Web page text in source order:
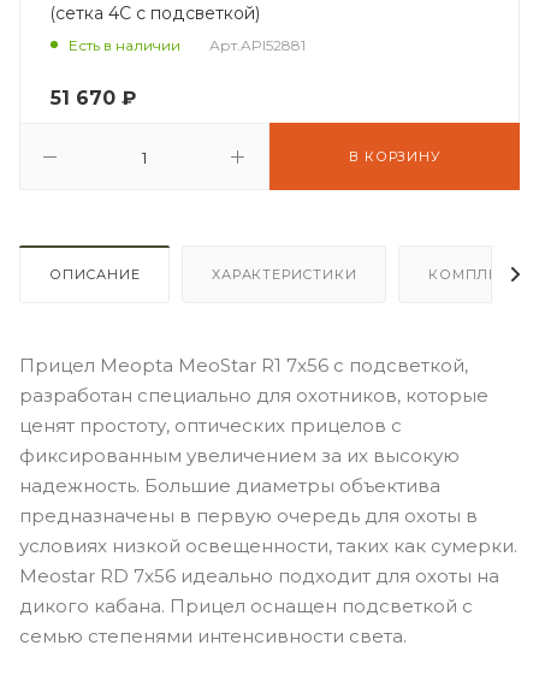
(сетка 4C с подсветкой)
Есть в наличии Арт.API52881
51 670 ₽
В КОРЗИНУ
ОПИСАНИЕ ХАРАКТЕРИСТИКИ
Прицел Meopta MeoStar R1 7x56 с подсветкой,
разработан специально для охотников, которые
ценят простоту, оптических прицелов с
фиксированным увеличением за их высокую
надежность. Большие диаметры объектива
предназначены в первую очередь для охоты в
условиях низкой освещенности, таких как сумерки.
Meostar RD 7x56 идеально подходит для охоты на
дикого кабана. Прицел оснащен подсветкой с
семью степенями интенсивности света.